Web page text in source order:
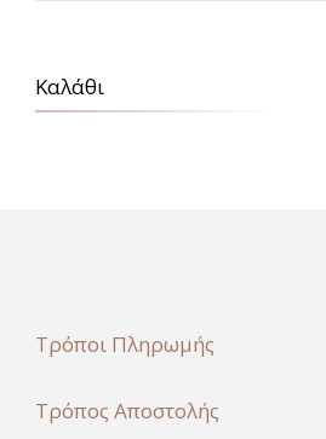
Καλάθι
Τρόποι Πληρωμής
Τρόπος Αποστολής